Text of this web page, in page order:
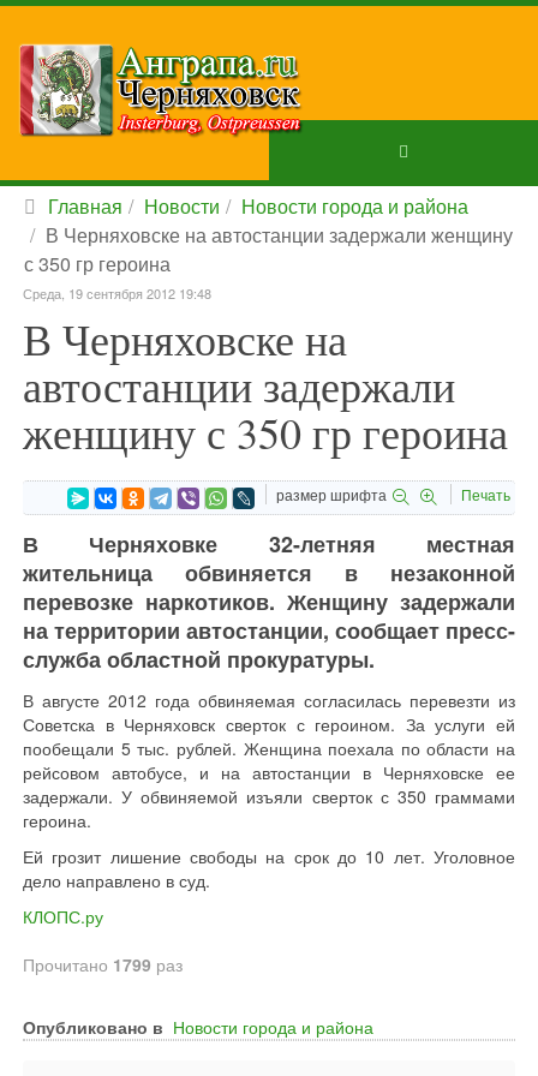
Главная Новости
Новости города и района
В Черняховске на автостанции задержали женщину
с 350 гр героина
Среда, 19 сентября 2012 19:48
В Черняховске на
автостанции задержали
женщину с 350 гр героина
размер шрифта Печать
В Черняховке 32-летняя местная
жительница обвиняется в незаконной
перевозке наркотиков. Женщину задержали
на территории автостанции, сообщает пресс-
служба областной прокуратуры.
В августе 2012 года обвиняемая согласилась перевезти из
Советска в Черняховск сверток с героином. За услуги ей
пообещали 5 тыс. рублей. Женщина поехала по области на
рейсовом автобусе, и на автостанции в Черняховске ее
задержали. У обвиняемой изъяли сверток с 350 граммами
героина.
Ей грозит лишение свободы на срок до 10 лет. Уголовное
дело направлено в суд.
КЛОПС.ру
Прочитано 1799 раз
Опубликовано в Новости города и района